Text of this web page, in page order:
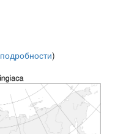
подробности)